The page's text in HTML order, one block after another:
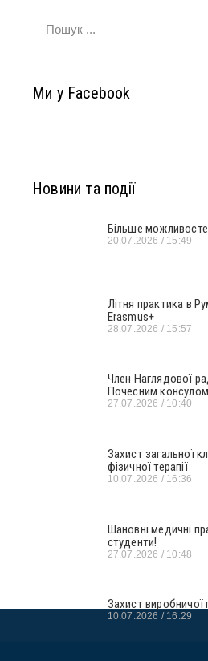
Ми у Facebook
Новини та події
Більше
20.07.2026 15:49
Літня практика в
Erasmus+
28.07.2026 15:57
Член Наглядової
Почесним консулом
27.07.2026 10:40
Захист загальної
фізичної терапії
10.07.2026 16:36
Шановні медичні
студенти!
27.07.2026 10:48
Захист виробничої
10.07.2026 16:29